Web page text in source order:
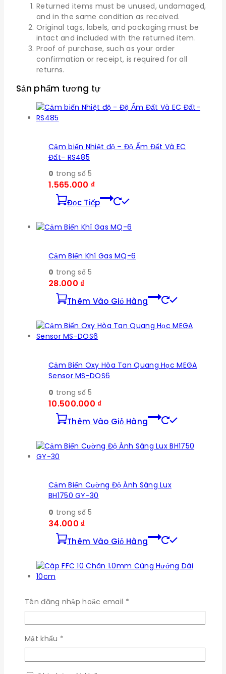
Returned items must be unused, undamaged,
and in the same condition as received.
Original tags, labels, and packaging must be
intact and included with the returned item.
Proof of purchase, such as your order
confirmation or receipt, is required for all
returns.
Sản phẩm tương tự
Cảm biến Nhiệt độ – Độ Ẩm Đất Và EC
Đất- RS485
0 trong số 5
1.565.000 ₫
Đọc Tiếp
Cảm Biến Khí Gas MQ-6
0 trong số 5
28.000 ₫
Thêm Vào Giỏ Hàng
Cảm Biến Oxy Hòa Tan Quang Học MEGA
Sensor MS-DOS6
0 trong số 5
10.500.000 ₫
Thêm Vào Giỏ Hàng
Cảm Biến Cường Độ Ánh Sáng Lux
BH1750 GY-30
0 trong số 5
34.000 ₫
Thêm Vào Giỏ Hàng
Cáp FFC 10 Chân 1.0mm Cùng Hướng Dài
3.200
Đọc Tiếp
Tên đăng nhập hoặc email *Bắt
buộc
Mật khẩu *
buộc